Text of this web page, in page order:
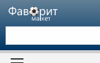
Искать также в описании